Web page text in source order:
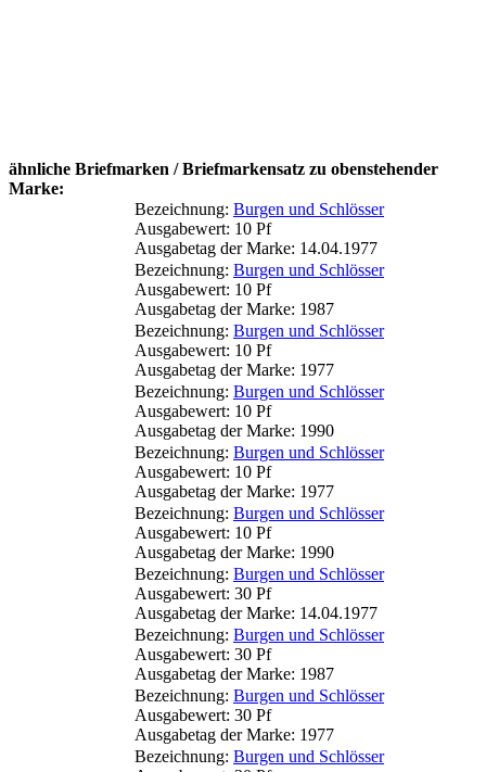
ähnliche Briefmarken / Briefmarkensatz zu obenstehender
Marke:
Bezeichnung: Burgen und Schlösser
Ausgabewert: 10 Pf
Ausgabetag der Marke: 14.04.1977
Bezeichnung: Burgen und Schlösser
Ausgabewert: 10 Pf
Ausgabetag der Marke: 1987
Bezeichnung: Burgen und Schlösser
Ausgabewert: 10 Pf
Ausgabetag der Marke: 1977
Bezeichnung: Burgen und Schlösser
Ausgabewert: 10 Pf
Ausgabetag der Marke: 1990
Bezeichnung: Burgen und Schlösser
Ausgabewert: 10 Pf
Ausgabetag der Marke: 1977
Bezeichnung: Burgen und Schlösser
Ausgabewert: 10 Pf
Ausgabetag der Marke: 1990
Bezeichnung: Burgen und Schlösser
Ausgabewert: 30 Pf
Ausgabetag der Marke: 14.04.1977
Bezeichnung: Burgen und Schlösser
Ausgabewert: 30 Pf
Ausgabetag der Marke: 1987
Bezeichnung: Burgen und Schlösser
Ausgabewert: 30 Pf
Ausgabetag der Marke: 1977
Bezeichnung: Burgen und Schlösser